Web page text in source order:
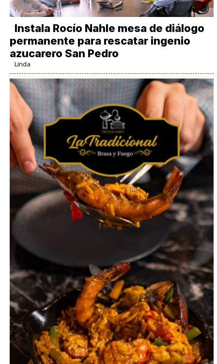
Instala Rocío Nahle mesa de diálogo
permanente para rescatar ingenio
azucarero San Pedro
Linda